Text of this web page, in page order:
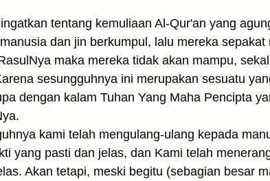
tentang kemuliaan Al-Qur'an yang
dan jin berkumpul, lalu mereka
maka mereka tidak akan mampu,
sesungguhnya ini merupakan sesuatu
dengan kalam Tuhan Yang Maha Pencipta
kami telah mengulang-ulang kepada
yang pasti dan jelas, dan Kami telah
Akan tetapi, meski begitu (sebagian besar